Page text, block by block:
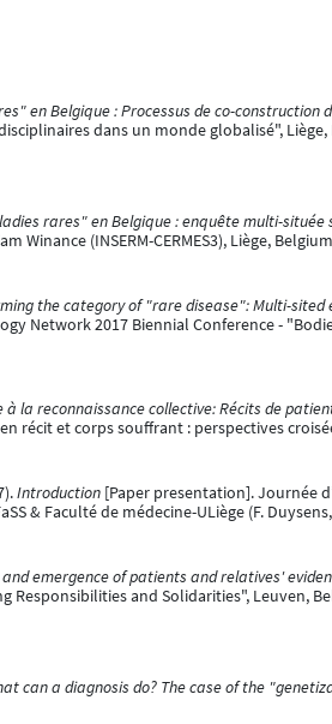
en Belgique : Processus de co-construction
dans un monde globalisé", Liège,
rares" en Belgique : enquête multi-
(INSERM-CERMES3), Liège,
the category of "rare disease": Multi-
Network 2017 Biennial Conference -
à la reconnaissance collective: Récits de
récit et corps souffrant : perspectives
Introduction[Paper presentation]. Journée
& Faculté de médecine-ULiège (F.
emergence of patients and relatives'
Responsibilities and Solidarities", Leuven,
can a diagnosis do? The case of the